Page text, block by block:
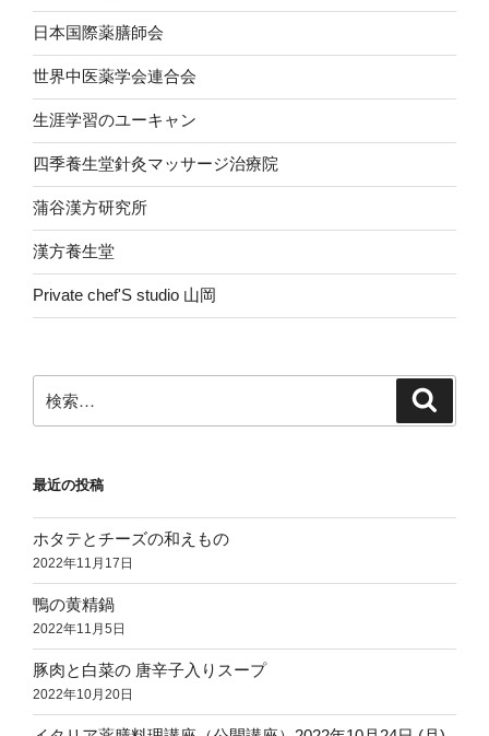
日本国際薬膳師会
世界中医薬学会連合会
生涯学習のユーキャン
四季養生堂針灸マッサージ治療院
蒲谷漢方研究所
漢方養生堂
Private chef'S studio 山岡
索:
最近の投稿
ホタテとチーズの和えもの
2022年11月17日
鴨の黄精鍋
2022年11月5日
豚肉と白菜の 唐辛子入りスープ
2022年10月20日